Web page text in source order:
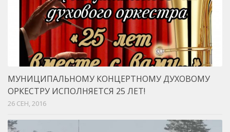
МУНИЦИПАЛЬНОМУ КОНЦЕРТНОМУ ДУХОВОМУ
ОРКЕСТРУ ИСПОЛНЯЕТСЯ 25 ЛЕТ!
26 СЕН, 2016